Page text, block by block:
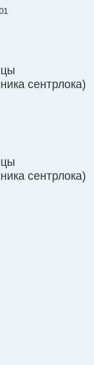
сентрлока)
сентрлока)